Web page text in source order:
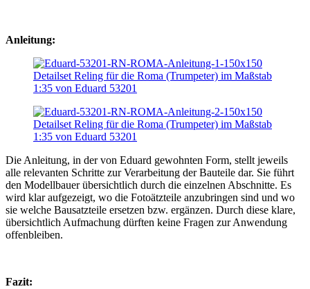
Anleitung:
Die Anleitung, in der von Eduard gewohnten Form, stellt jeweils
alle relevanten Schritte zur Verarbeitung der Bauteile dar. Sie führt
den Modellbauer übersichtlich durch die einzelnen Abschnitte. Es
wird klar aufgezeigt, wo die Fotoätzteile anzubringen sind und wo
sie welche Bausatzteile ersetzen bzw. ergänzen. Durch diese klare,
übersichtlich Aufmachung dürften keine Fragen zur Anwendung
offenbleiben.
Fazit: